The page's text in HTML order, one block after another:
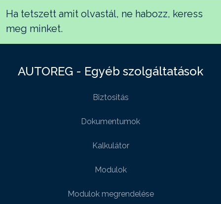
Ha tetszett amit olvastál, ne habozz, keress
meg minket.
AUTOREG - Egyéb szolgáltatások
Biztositás
Dokumentumok
Kalkulátor
Modulok
Modulok megrendelése